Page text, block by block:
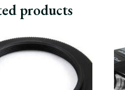
products